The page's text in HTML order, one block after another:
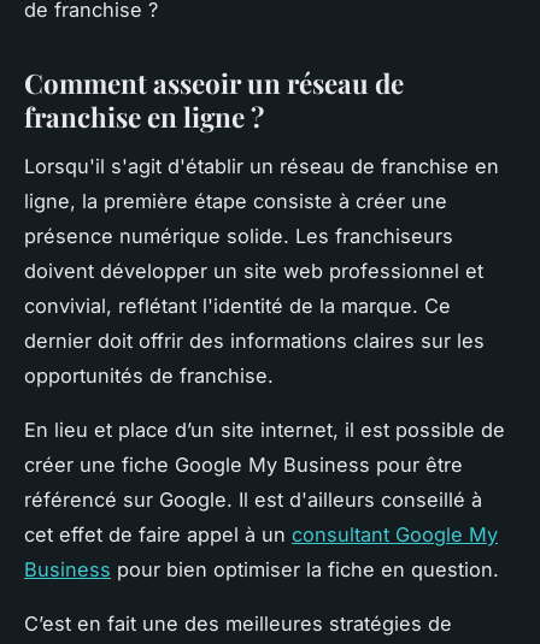
de franchise ?
Comment asseoir un réseau de
franchise en ligne ?
Lorsqu'il s'agit d'établir un réseau de franchise en
ligne, la première étape consiste à créer une
présence numérique solide. Les franchiseurs
doivent développer un site web professionnel et
convivial, reflétant l'identité de la marque. Ce
dernier doit offrir des informations claires sur les
opportunités de franchise.
En lieu et place d’un site internet, il est possible de
créer une fiche Google My Business pour être
référencé sur Google. Il est d'ailleurs conseillé à
cet effet de faire appel à un consultant Google My
Business pour bien optimiser la fiche en question.
C’est en fait une des meilleures stratégies de